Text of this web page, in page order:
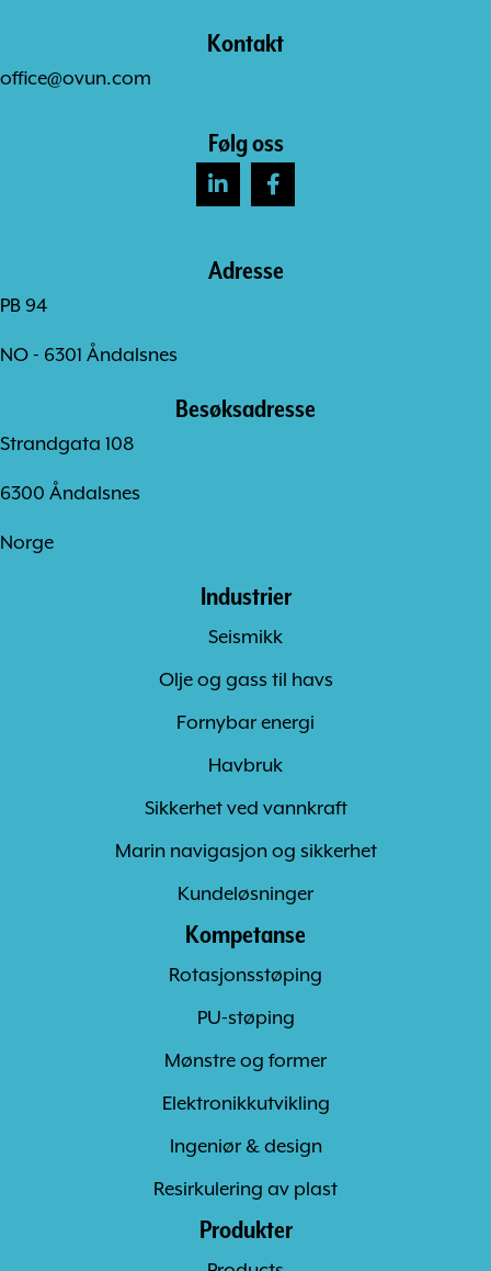
Kontakt
office@ovun.com
Følg oss
Adresse
PB 94
NO - 6301 Åndalsnes
Besøksadresse
Strandgata 108
6300 Åndalsnes
Norge
Industrier
Seismikk
Olje og gass til havs
Fornybar energi
Havbruk
Sikkerhet ved vannkraft
Marin navigasjon og sikkerhet
Kundeløsninger
Kompetanse
Rotasjonsstøping
PU-støping
Mønstre og former
Elektronikkutvikling
Ingeniør & design
Resirkulering av plast
Produkter